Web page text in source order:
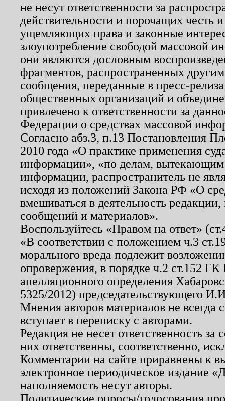
не несут ответственности за
действительности и порочащих честь
ущемляющих права и законные
злоупотребление свободой массовой
они являются дословным
фрагментов, распространенных
сообщения, переданные в пресс-
общественных организаций и
привлечено к ответственности за
Федерации о средствах массовой
Согласно абз.3, п.13 Постановления
2010 года «О практике применения
информации», «по делам, вытекающим
информации, распространитель не
исходя из положений Закона РФ «О
вмешиваться в деятельность
сообщений и материалов».
Воспользуйтесь «Правом на ответ»
«В соответствии с положением ч.3
морального вреда подлежит
опровержения, в порядке ч.2 ст.152
апелляционного определения
5325/2012) председательствующего
Мнения авторов материалов не
вступает в переписку с авторами.
Редакция не несет ответственность
них ответственны, соответственно,
Комментарии на сайте приравнены к
электронное периодическое издание
наполняемость несут авторы.
Политические опросы/голосования